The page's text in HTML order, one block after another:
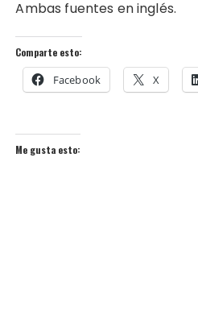
Ambas fuentes en inglés.
Comparte esto:
Facebook X
Me gusta esto: